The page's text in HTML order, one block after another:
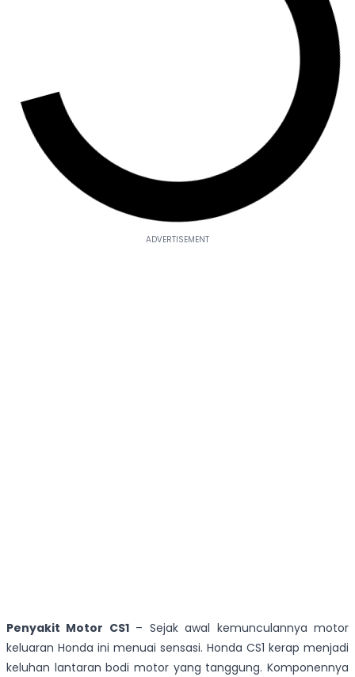
Penyakit Motor CS1– Sejak awal kemunculannya motor
keluaran Honda ini menuai sensasi. Honda CS1 kerap menjadi
keluhan lantaran bodi motor yang tanggung. Komponennya